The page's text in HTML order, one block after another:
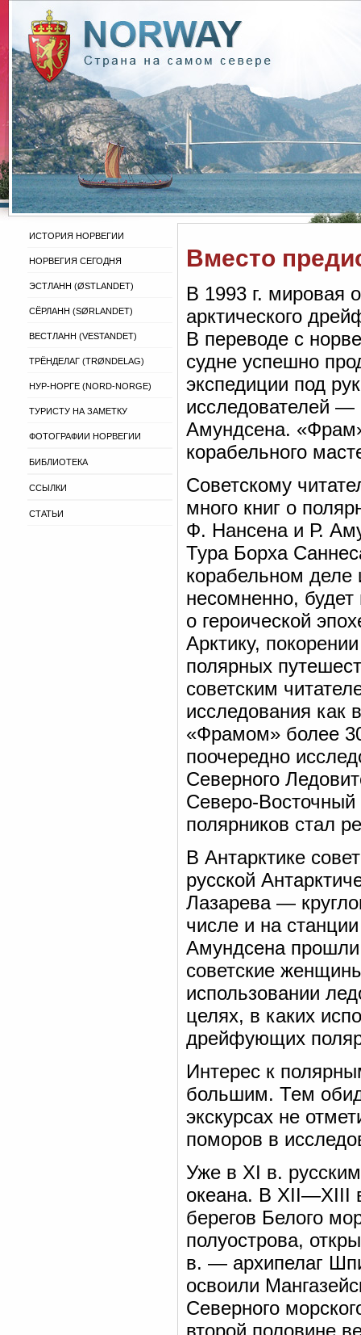
ИСТОРИЯ НОРВЕГИИ
НОРВЕГИЯ СЕГОДНЯ
ЭСТЛАНН (ØSTLANDET)
СЁРЛАНН (SØRLANDET)
ВЕСТЛАНН (VESTANDET)
ТРЁНДЕЛАГ (TRØNDELAG)
НУР-НОРГЕ (NORD-NORGE)
ТУРИСТУ НА ЗАМЕТКУ
ФОТОГРАФИИ НОРВЕГИИ
БИБЛИОТЕКА
ССЫЛКИ
СТАТЬИ
Вместо
В 1993 г. мировая
арктического
В переводе с
судне успешно
экспедиции под
исследователей
Амундсена.
корабельного
Советскому
много книг о
Ф. Нансена и Р.
Тура Борха
корабельном деле
несомненно,
о героической
Арктику,
полярных
советским
исследования как
«Фрамом» более
поочередно
Северного
Северо-Восточный
полярников стал
В Антарктике
русской
Лазарева —
числе и на
Амундсена прошли
советские
использовании
целях, в каких
дрейфующих
Интерес к
большим. Тем
экскурсах не
поморов в
Уже в XI в.
океана. В XII—XIII
берегов Белого
полуострова,
в. — архипелаг
освоили
Северного
второй половине